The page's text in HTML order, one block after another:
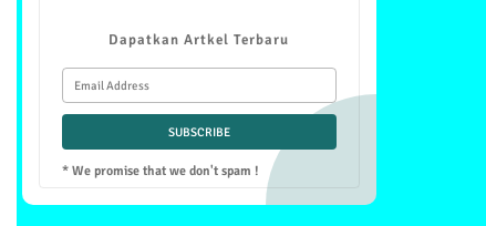
Dapatkan Artkel Terbaru
* We promise that we don't spam !